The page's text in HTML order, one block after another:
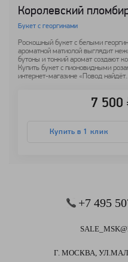
Королевский
Букет с георгинами
Роскошный букет с белыми
ароматной матиолой выглядит
бутоны и тонкий аромат создают
Купить букет с пионовидными
интернет-магазине «Повод
7 500
Купить в 1 клик
+7 495
Г. МОСКВА,